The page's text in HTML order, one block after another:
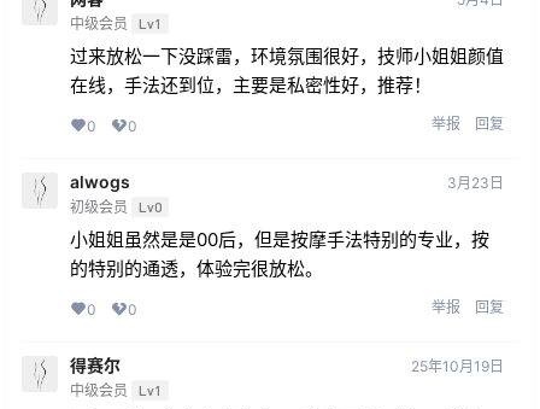
中级会员 Lv1
过来放松一下没踩雷，环境氛围很好，技师小姐姐颜值
在线，手法还到位，主要是私密性好，推荐！
0 0 举报 回复
alwogs
初级会员 Lv0
3月23日
小姐姐虽然是是00后，但是按摩手法特别的专业，按
的特别的通透，体验完很放松。
0 0 举报 回复
得赛尔
中级会员 Lv1
25年10月19日